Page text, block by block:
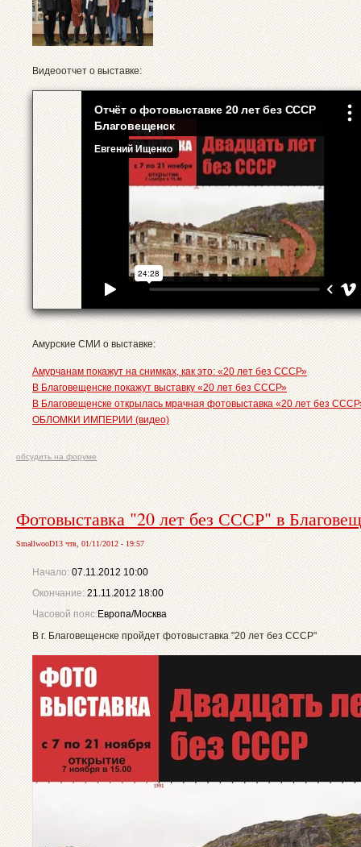
Видеоотчет о выставке:
Амурские СМИ о выставке:
Амурчанам покажут на снимках, как это: «20 лет без СССР»
В Благовещенске покажут выставку «20 лет без СССР»
В Благовещенске открылась мрачная фотовыставка «20 лет без
ОБЛОМКИ ИМПЕРИИ (видео)
обсудить на форуме
Фотовыставка "20 лет без СССР" в
SmallwooD13 чтв, 01/11/2012 - 19:57
Начало: 07.11.2012 10:00
Окончание: 21.11.2012 18:00
Часовой пояс:Европа/Москва
В г. Благовещенске пройдет фотовыставка "20 лет без СССР"